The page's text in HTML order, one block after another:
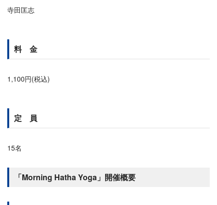
寺田匡志
料 金
1,100円(税込)
定 員
15名
「Morning Hatha Yoga」開催概要